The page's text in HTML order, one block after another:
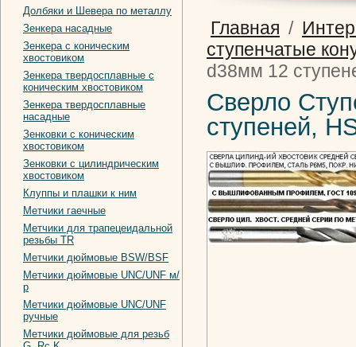
Долбяки и Шевера по металлу
Зенкера насадные
Зенкера с коническим
хвостовиком
Зенкера твердосплавные с
коническим хвостовиком
Зенкера твердосплавные
насадные
Зенковки с коническим
хвостовиком
Зенковки с цилиндрическим
хвостовиком
Клуппы и плашки к ним
Метчики гаечные
Метчики для трапецеидальной
резьбы TR
Метчики дюймовые BSW/BSF
Метчики дюймовые UNC/UNF м/
р
Метчики дюймовые UNC/UNF
ручные
Метчики дюймовые для резьб
Главная /
ступенчатые
d38мм 12
Сверло
ступеней,